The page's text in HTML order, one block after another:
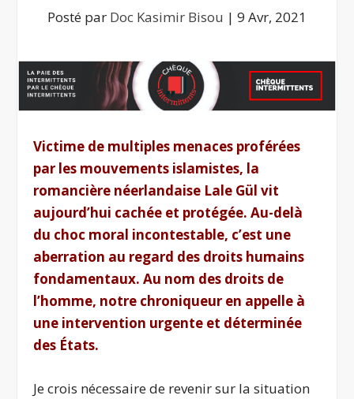
Posté par Doc Kasimir Bisou | 9 Avr, 2021
Victime de multiples menaces proférées
par les mouvements islamistes, la
romancière néerlandaise Lale Gül vit
aujourd’hui cachée et protégée. Au-delà
du choc moral incontestable, c’est une
aberration au regard des droits humains
fondamentaux. Au nom des droits de
l’homme, notre chroniqueur en appelle à
une intervention urgente et déterminée
des États.
Je crois nécessaire de revenir sur la situation